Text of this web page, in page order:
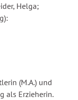
Helga;
(M.A.) und
als Erzieherin.